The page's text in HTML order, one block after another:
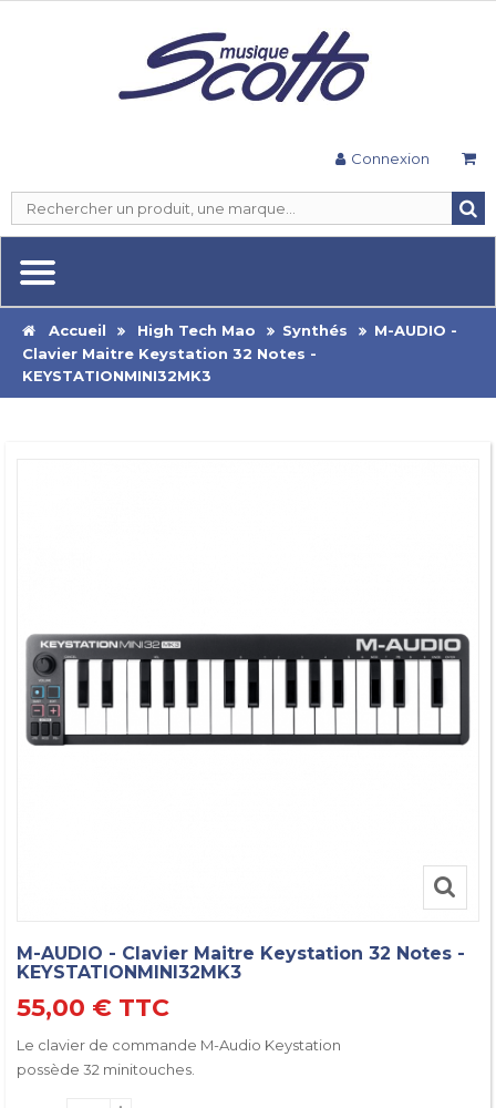
Connexion
Accueil High Tech Mao Synthés
M-AUDIO -
Clavier Maitre Keystation 32 Notes -
KEYSTATIONMINI32MK3
M-AUDIO - Clavier Maitre Keystation 32 Notes -
KEYSTATIONMINI32MK3
55,00 € TTC
Le clavier de commande M-Audio Keystation
possède 32 minitouches.